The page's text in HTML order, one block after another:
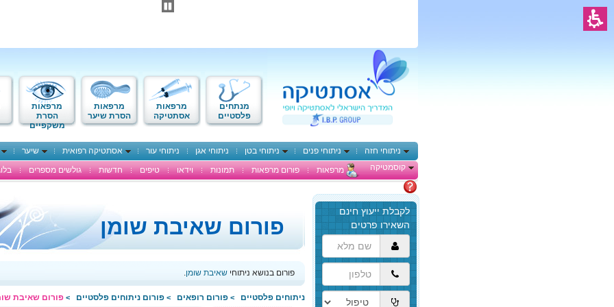
מנתחים
פלסטיים
מרפאות
אסתטיקה
מרפאות
הסרת שיער
מרפאות
הסרת
משקפיים
ניתוחי חזה ניתוחי פנים ניתוחי בטן ניתוחי אגן ניתוחי עור אסתטיקה רפואית שיער
קוסמטיקה
מרפאות פורום מרפאות תמונות וידאו טיפים חדשות גולשים מספרים
הגעת
לתוכן
המרכזי,
באפשרותך
ללחוץ
אנטר
כדי
לדלג
לאזור
פורום שאיבת שומן
פורום בנושא ניתוחי שאיבת שומן.
ניתוחים פלסטיים > פורום רופאים > פורום ניתוחים פלסטיים > פורום שאיבת